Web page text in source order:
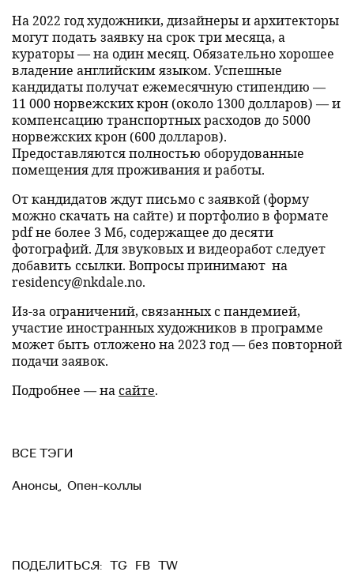
На 2022 год художники, дизайнеры и архитекторы
могут подать заявку на срок три месяца, а
кураторы — на один месяц. Обязательно хорошее
владение английским языком. Успешные
кандидаты получат ежемесячную стипендию —
11 000 норвежских крон (около 1300 долларов) — и
компенсацию транспортных расходов до 5000
норвежских крон (600 долларов).
Предоставляются полностью оборудованные
помещения для проживания и работы.
От кандидатов ждут письмо с заявкой (форму
можно скачать на сайте) и портфолио в формате
pdf не более 3 Мб, содержащее до десяти
фотографий. Для звуковых и видеоработ следует
добавить ссылки. Вопросы принимают на
residency@nkdale.no.
Из-за ограничений, связанных с пандемией,
участие иностранных художников в программе
может быть отложено на 2023 год — без повторной
подачи заявок.
Подробнее — на сайте.
ВСЕ ТЭГИ
Анонсы, Опен-коллы
ПОДЕЛИТЬСЯ: TG FB TW